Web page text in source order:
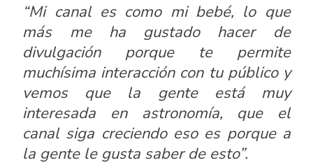
“Mi canal es como mi bebé, lo que
más me ha gustado hacer de
divulgación porque te permite
muchísima interacción con tu público y
vemos que la gente está muy
interesada en astronomía, que el
canal siga creciendo eso es porque a
la gente le gusta saber de esto”.